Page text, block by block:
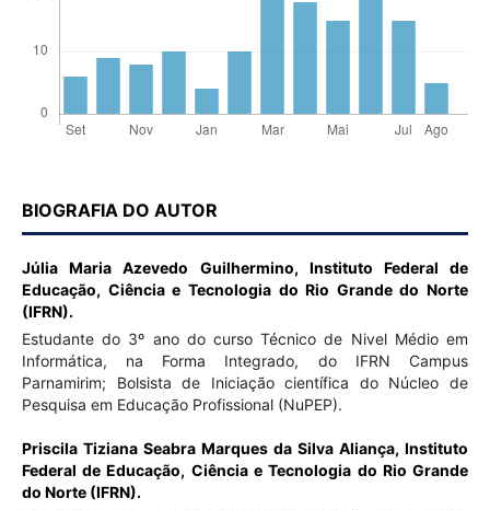
BIOGRAFIA DO AUTOR
Júlia Maria Azevedo Guilhermino, Instituto Federal de
Educação, Ciência e Tecnologia do Rio Grande do Norte
(IFRN).
Estudante do 3º ano do curso Técnico de Nivel Médio em
Informática, na Forma Integrado, do IFRN Campus
Parnamirim; Bolsista de Iniciação científica do Núcleo de
Pesquisa em Educação Profissional (NuPEP).
Priscila Tiziana Seabra Marques da Silva Aliança,Instituto
Federal de Educação, Ciência e Tecnologia do Rio Grande
do Norte (IFRN).